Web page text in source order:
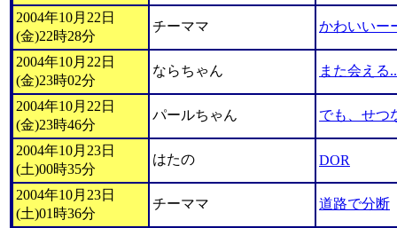
2004年10月22日
(金)22時28分
チーママ かわいいー
2004年10月22日
(金)23時02分
ならちゃん また会える
2004年10月22日
(金)23時46分
パールちゃん でも、せつ
2004年10月23日
(土)00時35分
はたの DOR
2004年10月23日
(土)01時36分
チーママ 道路で分断